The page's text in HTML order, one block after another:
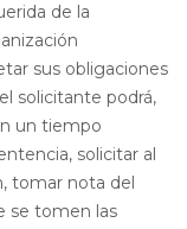
de la
sus obligaciones
solicitante podrá,
un tiempo
solicitar al
tomar nota del
se tomen las